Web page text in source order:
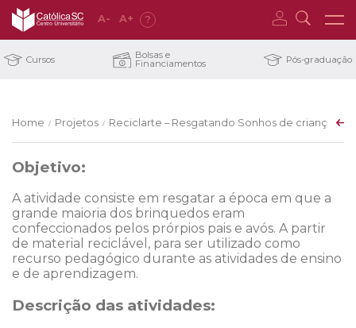
A- A+ ?
Cursos Bolsas e
Financiamentos Pós-graduação
Home / Projetos / Reciclarte – Resgatando Sonhos de criança –
Objetivo:
A atividade consiste em resgatar a época em que a
grande maioria dos brinquedos eram
confeccionados pelos prórpios pais e avós. A partir
de material reciclável, para ser utilizado como
recurso pedagógico durante as atividades de ensino
e de aprendizagem.
Descrição das atividades: